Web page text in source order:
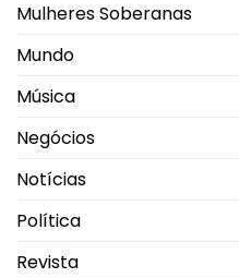
Mulheres Soberanas
Mundo
Música
Negócios
Notícias
Política
Revista